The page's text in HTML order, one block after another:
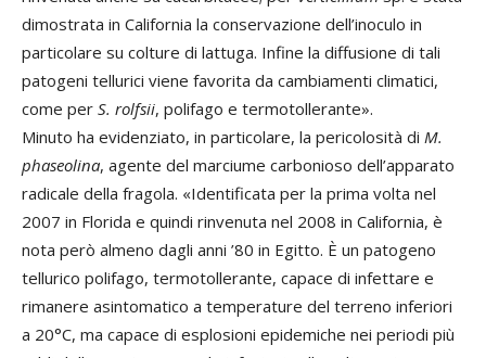
dimostrata in California la conservazione dell’inoculo in
particolare su colture di lattuga. Infine la diffusione di tali
patogeni tellurici viene favorita da cambiamenti climatici,
come per S. rolfsii, polifago e termotollerante».
Minuto ha evidenziato, in particolare, la pericolosità di M.
phaseolina, agente del marciume carbonioso dell’apparato
radicale della fragola. «Identificata per la prima volta nel
2007 in Florida e quindi rinvenuta nel 2008 in California, è
nota però almeno dagli anni ’80 in Egitto. È un patogeno
tellurico polifago, termotollerante, capace di infettare e
rimanere asintomatico a temperature del terreno inferiori
a 20°C, ma capace di esplosioni epidemiche nei periodi più